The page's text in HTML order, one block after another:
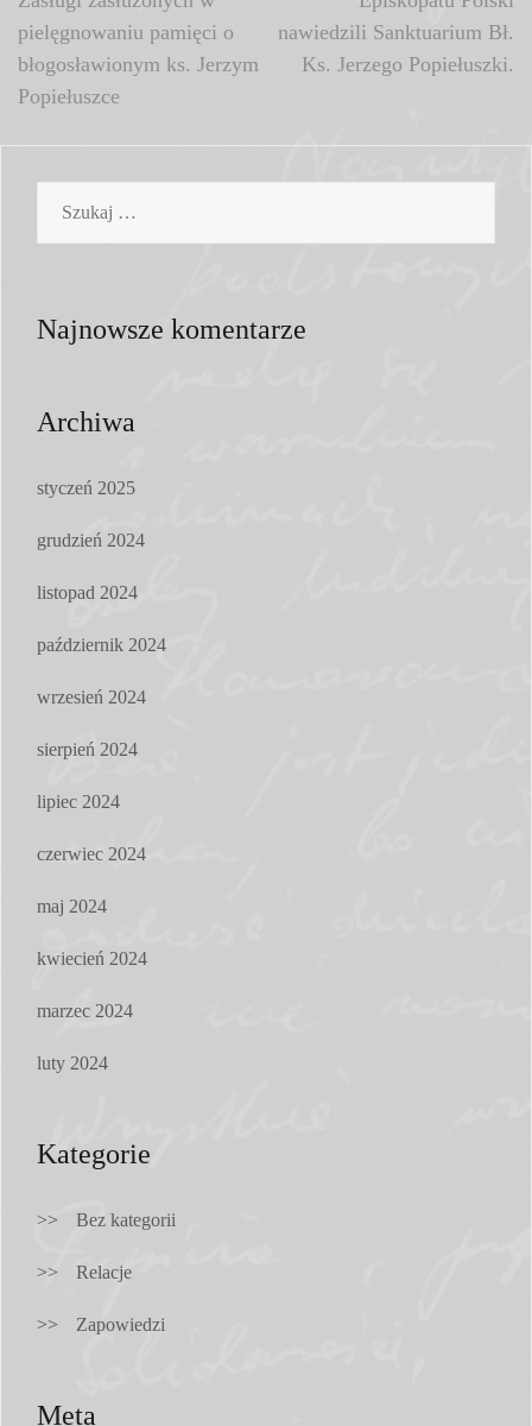
pielęgnowaniu pamięci o
błogosławionym ks. Jerzym
Popiełuszce
nawiedzili Sanktuarium Bł.
Ks. Jerzego Popiełuszki.
Najnowsze komentarze
Archiwa
styczeń 2025
grudzień 2024
listopad 2024
październik 2024
wrzesień 2024
sierpień 2024
lipiec 2024
czerwiec 2024
maj 2024
kwiecień 2024
marzec 2024
luty 2024
Kategorie
Bez kategorii
Relacje
Zapowiedzi
Meta